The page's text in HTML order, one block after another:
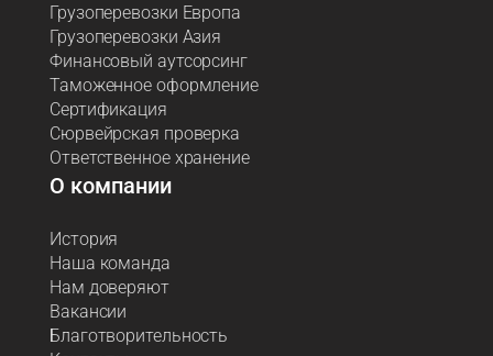
Грузоперевозки Европа
Грузоперевозки Азия
Финансовый аутсорсинг
Таможенное оформление
Сертификация
Сюрвейрская проверка
Ответственное хранение
О компании
История
Наша команда
Нам доверяют
Вакансии
Благотворительность